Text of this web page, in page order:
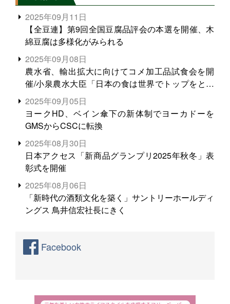
2025年09月11日
【全豆連】第9回全国豆腐品評会の本選を開催、木
綿豆腐は多様化がみられる
2025年09月08日
農水省、輸出拡大に向けてコメ加工品試食会を開
催/小泉農水大臣「日本の食は世界でトップをとれ
る。米増産に向けて、米輸出需要の拡大を」
2025年09月05日
ヨークHD、ベイン傘下の新体制でヨーカドーを
GMSからCSCに転換
2025年08月30日
日本アクセス「新商品グランプリ2025年秋冬」表
彰式を開催
2025年08月06日
「新時代の酒類文化を築く」サントリーホールディ
ングス 鳥井信宏社長にきく
Facebook